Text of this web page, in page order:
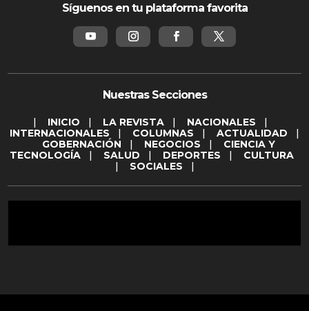
Síguenos en tu plataforma favorita
Nuestras Secciones
| INICIO | LA REVISTA | NACIONALES |
INTERNACIONALES | COLUMNAS | ACTUALIDAD |
GOBERNACIÓN | NEGOCIOS | CIENCIA Y
TECNOLOGÍA | SALUD | DEPORTES | CULTURA
| SOCIALES |